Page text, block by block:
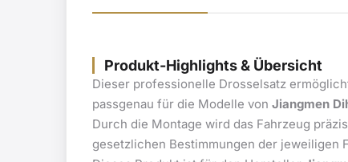
Produkt-Highlights & Übersicht
Dieser professionelle Drosselsatz
passgenau für die Modelle von Jiangmen
Durch die Montage wird das Fahrzeug
gesetzlichen Bestimmungen der jeweiligen